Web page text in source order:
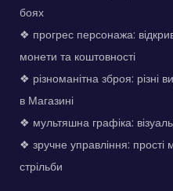
боях
❖ прогрес персонажа:
монети та коштовності
❖ різноманітна зброя: різні
в Магазині
❖ мультяшна графіка:
❖ зручне управління: прості
стрільби